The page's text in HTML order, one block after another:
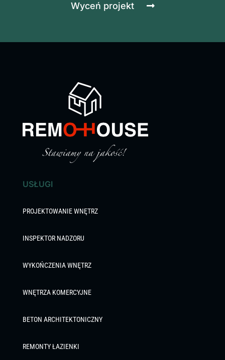
Wyceń projekt
USŁUGI
PROJEKTOWANIE WNĘTRZ
INSPEKTOR NADZORU
WYKOŃCZENIA WNĘTRZ
WNĘTRZA KOMERCYJNE
BETON ARCHITEKTONICZNY
REMONTY ŁAZIENKI